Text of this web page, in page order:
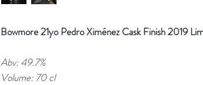
Bowmore 21yo Pedro Ximénez Cask Finish 2019
Abv: 49.7%
Volume: 70 cl